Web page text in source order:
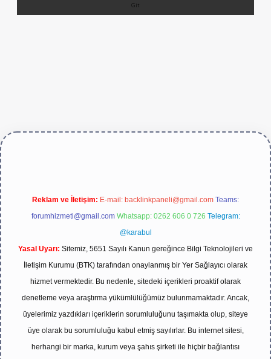
betexper.live/
Reklam ve İletişim: E-mail: backlinkpaneli@gmail.com Teams:
forumhizmeti@gmail.com Whatsapp: 0262 606 0 726 Telegram:
@karabul
Yasal Uyarı: Sitemiz, 5651 Sayılı Kanun gereğince Bilgi Teknolojileri ve
İletişim Kurumu (BTK) tarafından onaylanmış bir Yer Sağlayıcı olarak
hizmet vermektedir. Bu nedenle, sitedeki içerikleri proaktif olarak
denetleme veya araştırma yükümlülüğümüz bulunmamaktadır. Ancak,
üyelerimiz yazdıkları içeriklerin sorumluluğunu taşımakta olup, siteye
üye olarak bu sorumluluğu kabul etmiş sayılırlar. Bu internet sitesi,
herhangi bir marka, kurum veya şahıs şirketi ile hiçbir bağlantısı